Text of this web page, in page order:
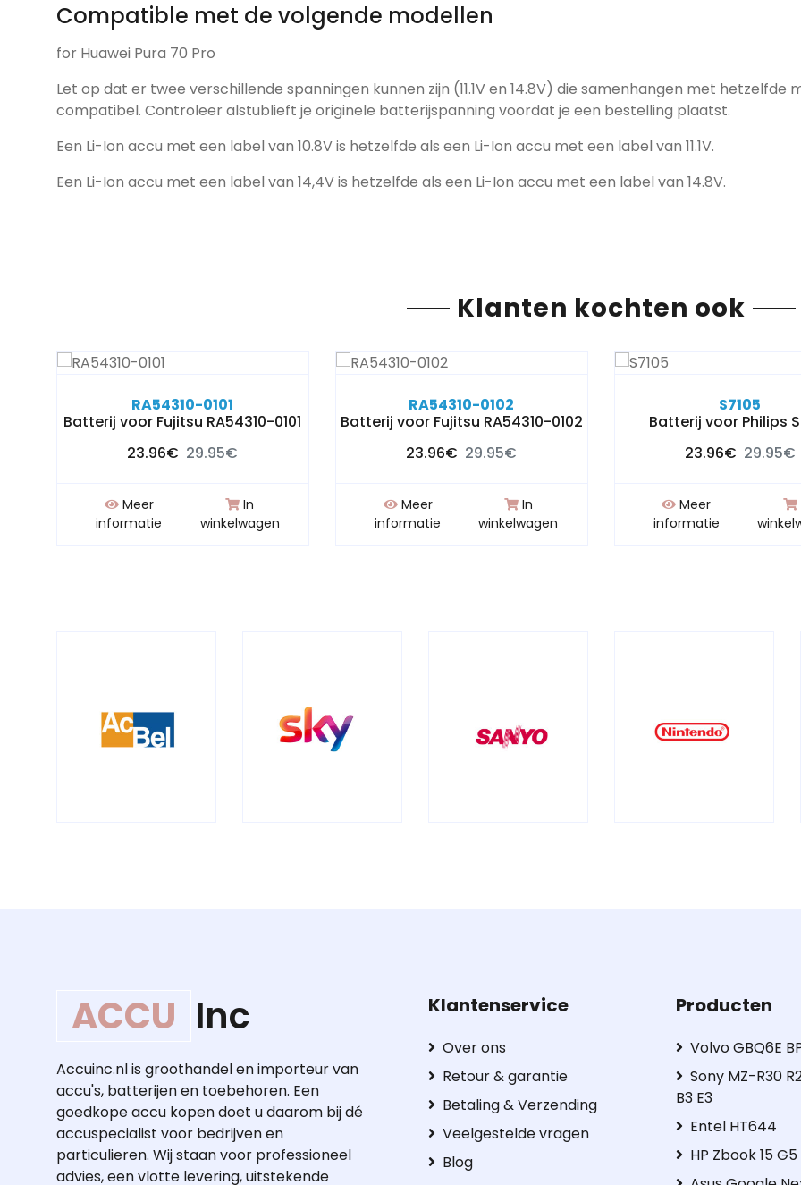
Compatible met de volgende modellen
for Huawei Pura 70 Pro
Let op dat er twee verschillende spanningen kunnen zijn (11.1V en 14.8V) die samenhangen met
compatibel. Controleer alstublieft je originele batterijspanning voordat je een bestelling plaatst.
Een Li-Ion accu met een label van 10.8V is hetzelfde als een Li-Ion accu met een label van 11.1V.
Een Li-Ion accu met een label van 14,4V is hetzelfde als een Li-Ion accu met een label van 14.8V.
Klanten kochten ook
RA54310-0101
Batterij voor Fujitsu RA54310-0101
23.96€ 29.95€
Meer
informatie
In
winkelwagen
RA54310-0102
Batterij voor Fujitsu RA54310-0102
23.96€ 29.95€
Meer
informatie
In
winkelwagen
S7105
Batterij voor Philips
23.96€ 29.95€
Meer
informatie
ACCU Inc
Accuinc.nl is groothandel en importeur van
accu's, batterijen en toebehoren. Een
goedkope accu kopen doet u daarom bij dé
accuspecialist voor bedrijven en
particulieren. Wij staan voor professioneel
advies, een vlotte levering, uitstekende
Klantenservice
Over ons
Retour & garantie
Betaling & Verzending
Veelgestelde vragen
Blog
Producten
Volvo GBQ6E
Sony MZ-R30
B3 E3
Entel HT644
HP Zbook 15